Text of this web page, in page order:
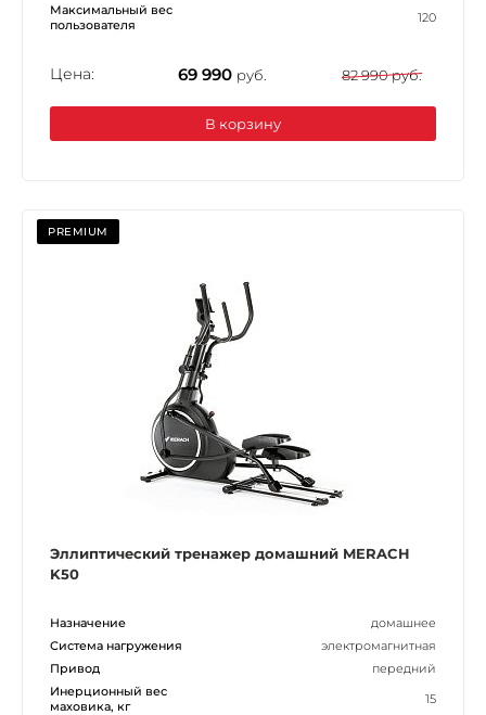
Максимальный вес
пользователя
120
Цена: 69 990 руб. 82 990 руб.
В корзину
PREMIUM
Эллиптический тренажер домашний MERACH
K50
Назначение
домашнее
Система нагружения
электромагнитная
Привод
передний
Инерционный вес
маховика, кг
15